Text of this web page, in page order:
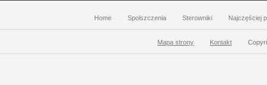
Home Spolszczenia Sterowniki Najczęściej
Mapa strony Kontakt